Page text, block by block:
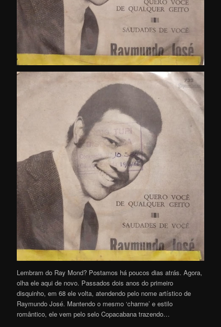
Lembram do Ray Mond? Postamos há poucos dias atrás. Agora,
olha ele aqui de novo. Passados dois anos do primeiro
disquinho, em 68 ele volta, atendendo pelo nome artístico de
Raymundo José. Mantendo o mesmo ‘charme’ e estilo
romântico, ele vem pelo selo Copacabana trazendo…